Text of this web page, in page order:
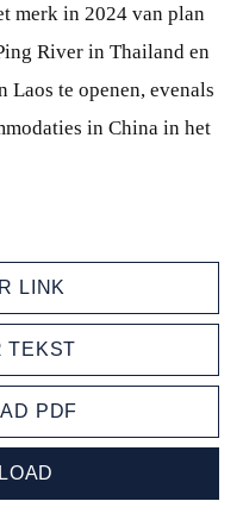
merk in 2024 van plan
River in Thailand en
te openen, evenals
in China in het
LINK
TEKST
PDF